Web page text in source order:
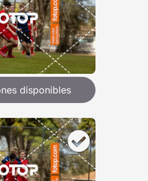
disponibles